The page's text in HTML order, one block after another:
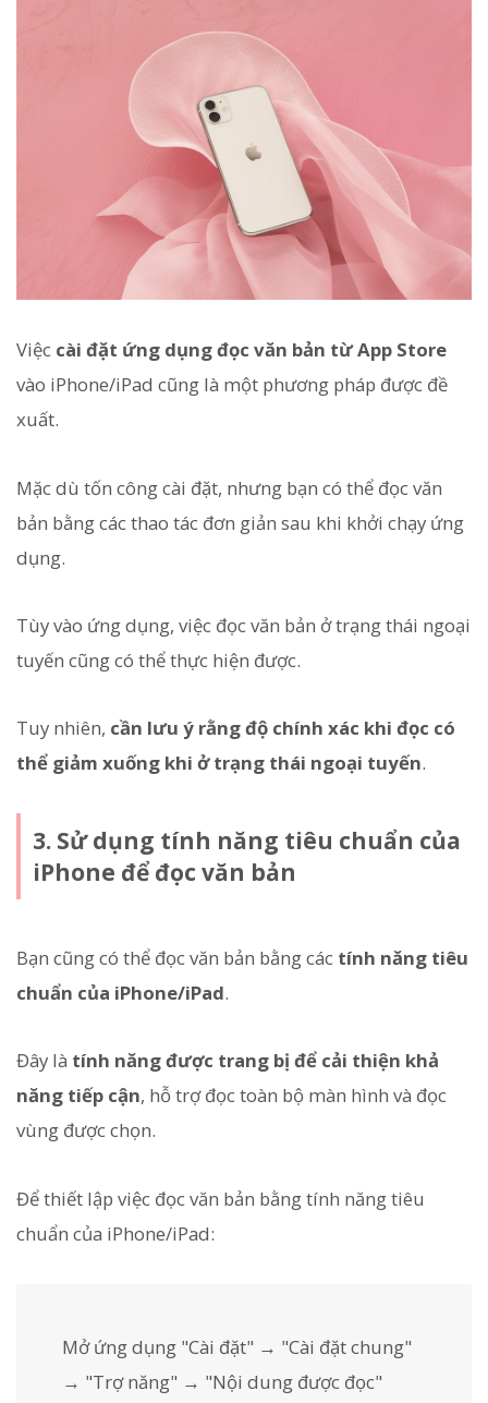
Việc cài đặt ứng dụng đọc văn bản từ App Store
vào iPhone/iPad cũng là một phương pháp được đề
xuất.
Mặc dù tốn công cài đặt, nhưng bạn có thể đọc văn
bản bằng các thao tác đơn giản sau khi khởi chạy ứng
dụng.
Tùy vào ứng dụng, việc đọc văn bản ở trạng thái ngoại
tuyến cũng có thể thực hiện được.
Tuy nhiên, cần lưu ý rằng độ chính xác khi đọc có
thể giảm xuống khi ở trạng thái ngoại tuyến.
3. Sử dụng tính năng tiêu chuẩn của
iPhone để đọc văn bản
Bạn cũng có thể đọc văn bản bằng các tính năng tiêu
chuẩn của iPhone/iPad.
Đây là tính năng được trang bị để cải thiện khả
năng tiếp cận, hỗ trợ đọc toàn bộ màn hình và đọc
vùng được chọn.
Để thiết lập việc đọc văn bản bằng tính năng tiêu
chuẩn của iPhone/iPad:
Mở ứng dụng "Cài đặt" → "Cài đặt chung"
→ "Trợ năng" → "Nội dung được đọc"